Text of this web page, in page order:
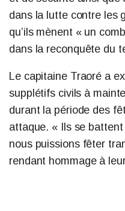
dans la lutte contre les
qu’ils mènent « un
dans la reconquête du
Le capitaine Traoré a
supplétifs civils à
durant la période des
attaque. « Ils se
nous puissions fêter
rendant hommage à